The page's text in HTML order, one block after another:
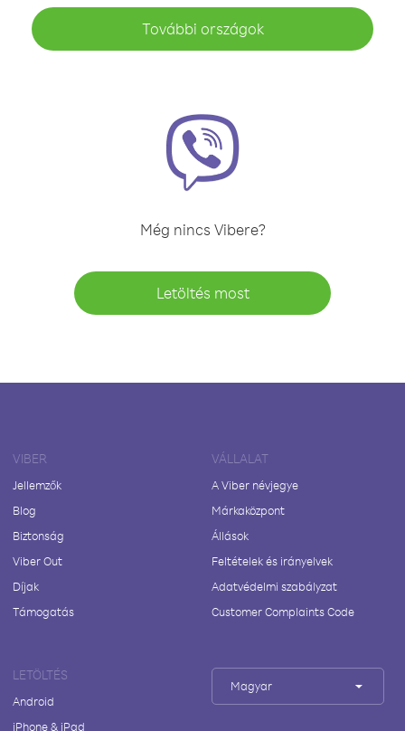
További országok
Még nincs Vibere?
Letöltés most
VIBER
Jellemzők
Blog
Biztonság
Viber Out
Díjak
Támogatás
VÁLLALAT
A Viber névjegye
Márkaközpont
Állások
Feltételek és irányelvek
Adatvédelmi szabályzat
Customer Complaints Code
LETÖLTÉS
Android
iPhone & iPad
Magyar